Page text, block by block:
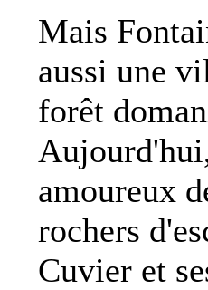
Mais
aussi une
forêt
amoureux
rochers
Cuvier et